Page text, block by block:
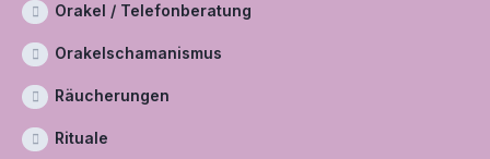
Orakel / Telefonberatung
Orakelschamanismus
Räucherungen
Rituale